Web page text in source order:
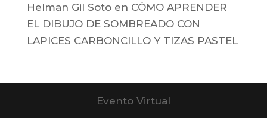
Helman Gil Sotoen CÓMO APRENDER
EL DIBUJO DE SOMBREADO CON
LAPICES CARBONCILLO Y TIZAS PASTEL
Evento Virtual